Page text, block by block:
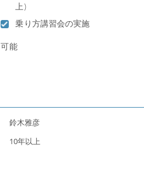
上)
乗り方講習会の実施
可能
鈴木雅彦
10年以上